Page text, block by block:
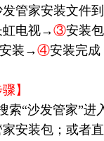
发管家安装文件
虹电视→③安装
装→④安装完成
】
索“沙发管家”进
安装包；或者